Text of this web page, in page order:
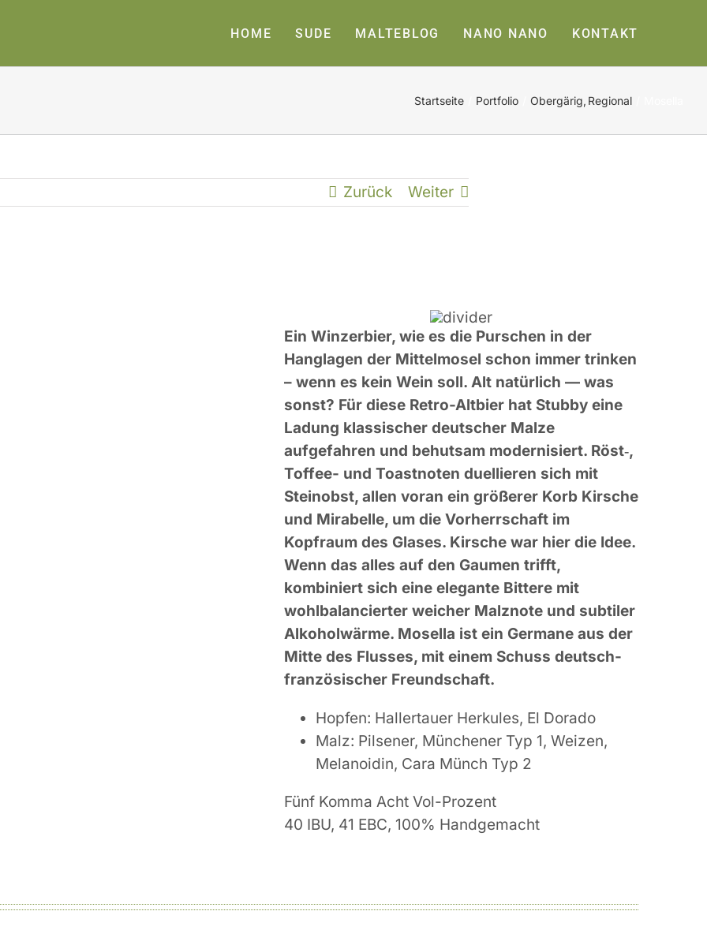
HOME SUDE MALTEBLOG NANO NANO KONTAKT
Startseite Portfolio Obergärig Regional
Zurück Weiter
Ein Winzerbier, wie es die Purschen in der
Hanglagen der Mittelmosel schon immer trinken
– wenn es kein Wein soll. Alt natürlich — was
sonst? Für diese Retro-Altbier hat Stubby eine
Ladung klassischer deutscher Malze
aufgefahren und behutsam modernisiert. Röst‑,
Toffee- und Toastnoten duellieren sich mit
Steinobst, allen voran ein größerer Korb Kirsche
und Mirabelle, um die Vorherrschaft im
Kopfraum des Glases. Kirsche war hier die Idee.
Wenn das alles auf den Gaumen trifft,
kombiniert sich eine elegante Bittere mit
wohlbalancierter weicher Malznote und subtiler
Alkoholwärme. Mosella ist ein Germane aus der
Mitte des Flusses, mit einem Schuss deutsch-
französischer Freundschaft.
Hopfen: Hallertauer Herkules, El Dorado
Malz: Pilsener, Münchener Typ 1, Weizen,
Melanoidin, Cara Münch Typ 2
Fünf Komma Acht Vol-Prozent
40 IBU, 41 EBC, 100% Handgemacht